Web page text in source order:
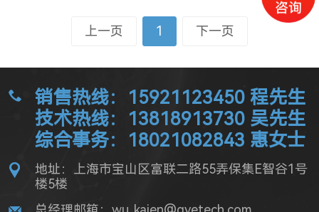
上一页 1 下一页
销售热线：15921123450 程先生
技术热线：13818913730 吴先生
综合事务：18021082843 惠女士
地址：上海市宝山区富联二路55弄保集E智谷1号
楼5楼